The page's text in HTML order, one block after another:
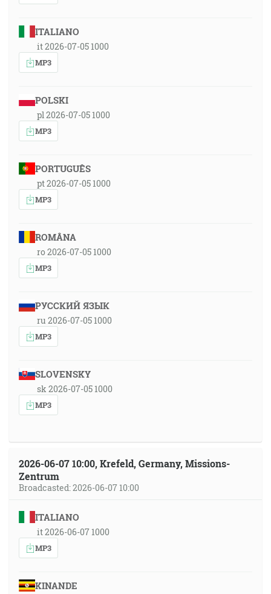
ITALIANO
it 2026-07-05 1000
MP3
POLSKI
pl 2026-07-05 1000
MP3
PORTUGUÊS
pt 2026-07-05 1000
MP3
ROMÂNA
ro 2026-07-05 1000
MP3
РУССКИЙ ЯЗЫК
ru 2026-07-05 1000
MP3
SLOVENSKY
sk 2026-07-05 1000
MP3
2026-06-07 10:00, Krefeld, Germany, Missions-
Zentrum
Broadcasted: 2026-06-07 10:00
ITALIANO
it 2026-06-07 1000
MP3
KINANDE